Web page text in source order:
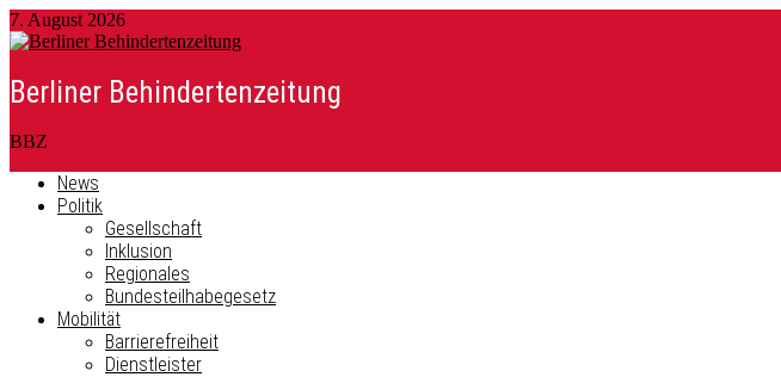
7. August 2026
Berliner Behindertenzeitung
BBZ
News
Politik
Gesellschaft
Inklusion
Regionales
Bundesteilhabegesetz
Mobilität
Barrierefreiheit
Dienstleister